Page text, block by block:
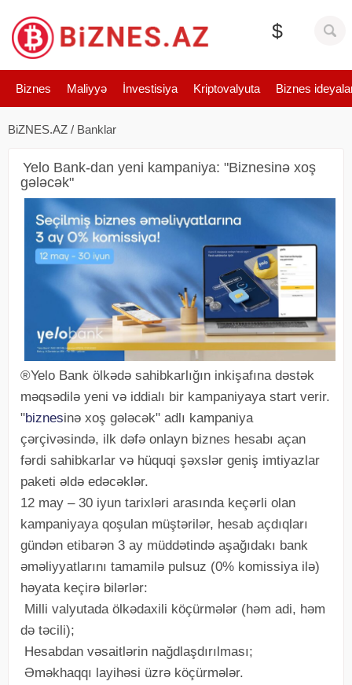
$
Biznes Maliyyə İnvestisiya Kriptovalyuta Biznes
BiZNES.AZ / Banklar
Yelo Bank-dan yeni kampaniya: "Biznesinə xoş
gələcək"
®Yelo Bank ölkədə sahibkarlığın inkişafına dəstək
məqsədilə yeni və iddialı bir kampaniyaya start verir.
"biznesinə xoş gələcək" adlı kampaniya
çərçivəsində, ilk dəfə onlayn biznes hesabı açan
fərdi sahibkarlar və hüquqi şəxslər geniş imtiyazlar
paketi əldə edəcəklər.
12 may – 30 iyun tarixləri arasında keçərli olan
kampaniyaya qoşulan müştərilər, hesab açdıqları
gündən etibarən 3 ay müddətində aşağıdakı bank
əməliyyatlarını tamamilə pulsuz (0% komissiya ilə)
həyata keçirə bilərlər:
Milli valyutada ölkədaxili köçürmələr (həm adi, həm
də təcili);
Hesabdan vəsaitlərin nağdlaşdırılması;
Əməkhaqqı layihəsi üzrə köçürmələr.